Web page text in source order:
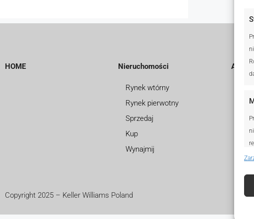
HOME Nieruchomości
Rynek wtórny
Rynek pierwotny
Sprzedaj
Kup
Wynajmij
Copyright 2025 – Keller Williams Poland